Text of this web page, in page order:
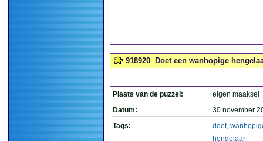
918920 Doet een wanhopige
Plaats van de puzzel:
eigen maaksel
Datum:
30 november
Tags:
doet,
hengelaar